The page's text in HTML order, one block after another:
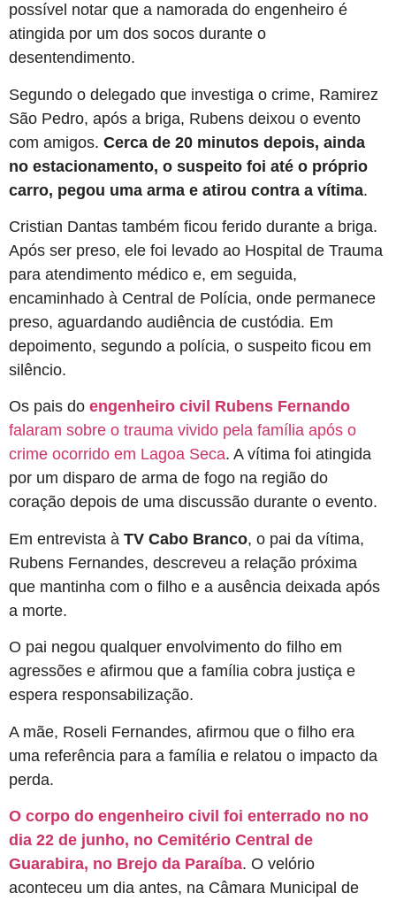
possível notar que a namorada do engenheiro é
atingida por um dos socos durante o
desentendimento.
Segundo o delegado que investiga o crime, Ramirez
São Pedro, após a briga, Rubens deixou o evento
com amigos. Cerca de 20 minutos depois, ainda
no estacionamento, o suspeito foi até o próprio
carro, pegou uma arma e atirou contra a vítima.
Cristian Dantas também ficou ferido durante a briga.
Após ser preso, ele foi levado ao Hospital de Trauma
para atendimento médico e, em seguida,
encaminhado à Central de Polícia, onde permanece
preso, aguardando audiência de custódia. Em
depoimento, segundo a polícia, o suspeito ficou em
silêncio.
Os pais do engenheiro civil Rubens Fernando
falaram sobre o trauma vivido pela família após o
crime ocorrido em Lagoa Seca. A vítima foi atingida
por um disparo de arma de fogo na região do
coração depois de uma discussão durante o evento.
Em entrevista à TV Cabo Branco, o pai da vítima,
Rubens Fernandes, descreveu a relação próxima
que mantinha com o filho e a ausência deixada após
a morte.
O pai negou qualquer envolvimento do filho em
agressões e afirmou que a família cobra justiça e
espera responsabilização.
A mãe, Roseli Fernandes, afirmou que o filho era
uma referência para a família e relatou o impacto da
perda.
O corpo do engenheiro civil foi enterrado no no
dia 22 de junho, no Cemitério Central de
Guarabira, no Brejo da Paraíba. O velório
aconteceu um dia antes, na Câmara Municipal de